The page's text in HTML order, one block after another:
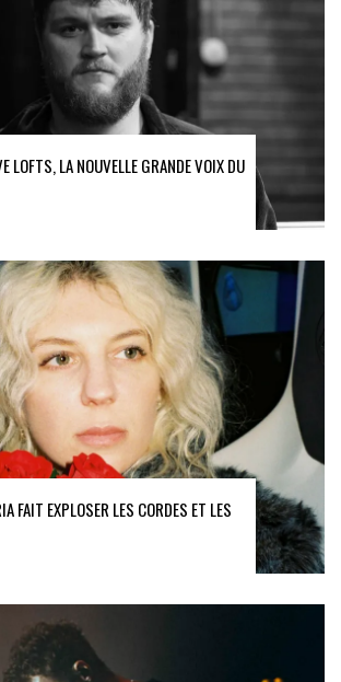
LOFTS, LA NOUVELLE GRANDE VOIX DU
FAIT EXPLOSER LES CORDES ET LES